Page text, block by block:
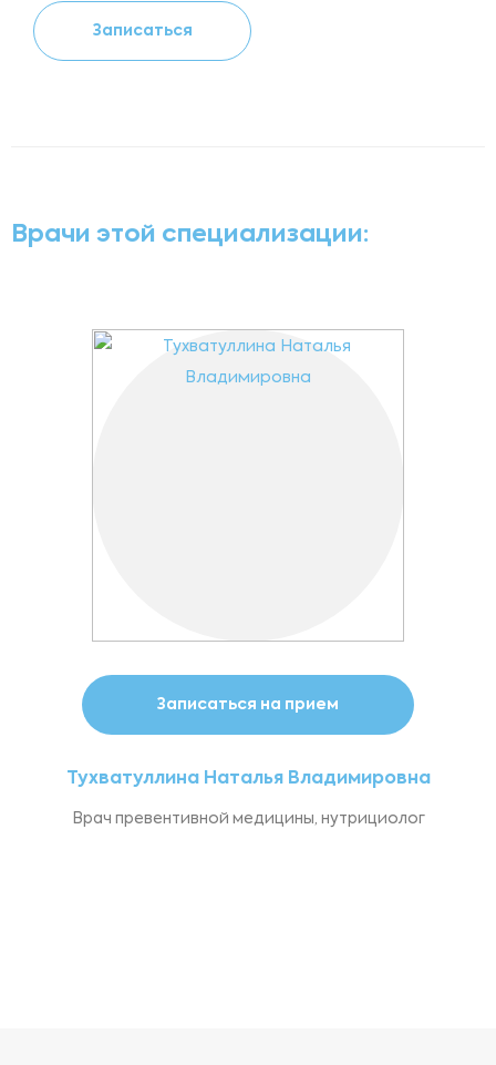
Записаться
Врачи этой специализации:
Записаться на прием
Тухватуллина Наталья Владимировна
Врач превентивной медицины, нутрициолог